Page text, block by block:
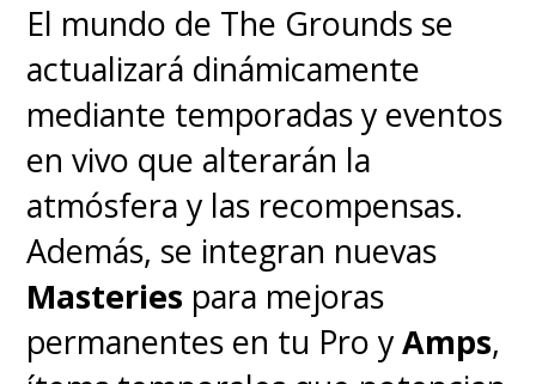
El mundo de The Grounds se
actualizará dinámicamente
mediante temporadas y eventos
en vivo que alterarán la
atmósfera y las recompensas.
Además, se integran nuevas
Masteries para mejoras
permanentes en tu Pro yAmps,